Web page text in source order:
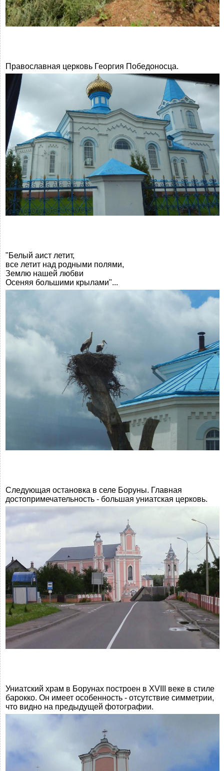
Православная церковь Георгия Победоносца.
"Белый аист летит,
все летит над родными полями,
Землю нашей любви
Осеняя большими крылами"...
Следующая остановка в селе Боруны. Главная
достопримечательность - большая униатская церковь.
Униатский храм в Борунах построен в XVIII веке в стиле
барокко. Он имеет особенность - отсутствие симметрии,
что видно на предыдущей фотографии.